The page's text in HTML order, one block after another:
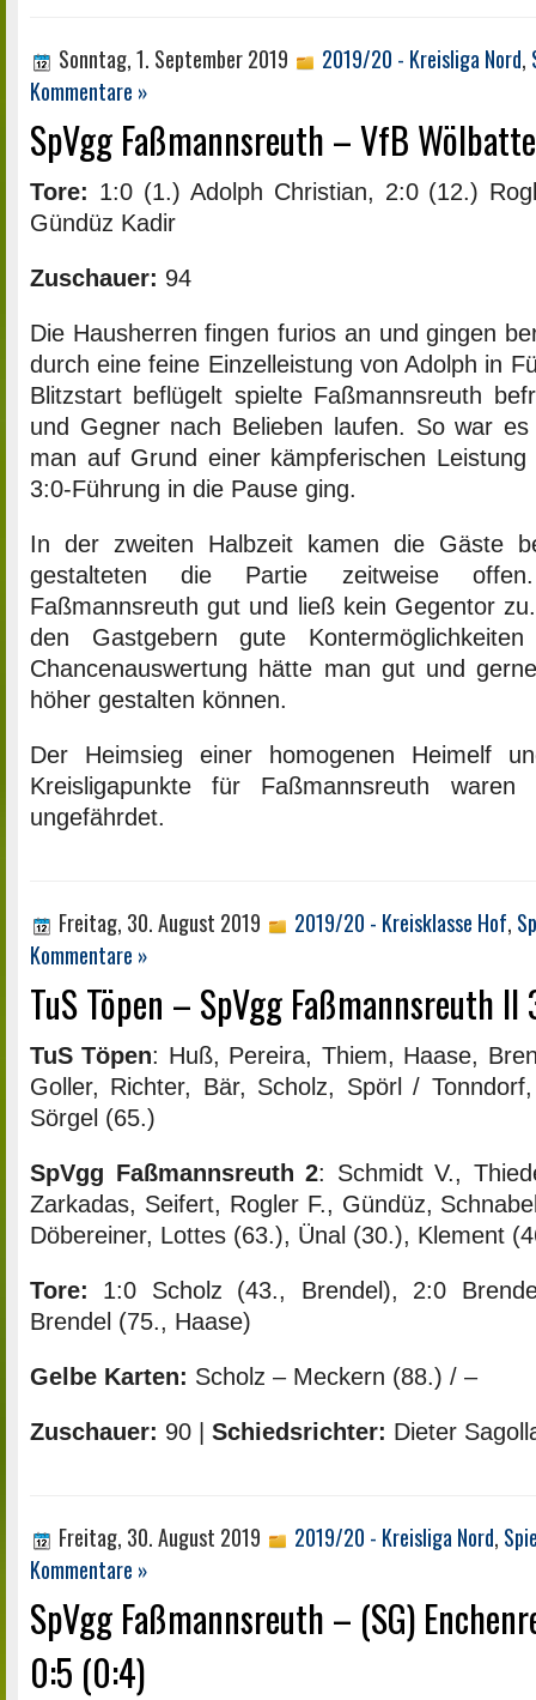
Sonntag, 1. September 2019 2019/20 - Kreisliga Nord,
Kommentare »
SpVgg Faßmannsreuth – VfB
Tore: 1:0 (1.) Adolph Christian, 2:0 (12.)
Gündüz Kadir
Zuschauer: 94
Die Hausherren fingen furios an und gingen
durch eine feine Einzelleistung von Adolph in
Blitzstart beflügelt spielte Faßmannsreuth
und Gegner nach Belieben laufen. So war
man auf Grund einer kämpferischen
3:0-Führung in die Pause ging.
In der zweiten Halbzeit kamen die Gäste
gestalteten die Partie zeitweise
Faßmannsreuth gut und ließ kein Gegentor
den Gastgebern gute
Chancenauswertung hätte man gut und
höher gestalten können.
Der Heimsieg einer homogenen Heimelf
Kreisligapunkte für Faßmannsreuth
ungefährdet.
Freitag, 30. August 2019 2019/20 - Kreisklasse Hof,
Kommentare »
TuS Töpen – SpVgg Faßmannsreuth II
TuS Töpen: Huß, Pereira, Thiem, Haase,
Goller, Richter, Bär, Scholz, Spörl /
Sörgel (65.)
SpVgg Faßmannsreuth 2: Schmidt V.,
Zarkadas, Seifert, Rogler F., Gündüz,
Döbereiner, Lottes (63.), Ünal (30.), Klement
Tore: 1:0 Scholz (43., Brendel), 2:0
Brendel (75., Haase)
Gelbe Karten: Scholz – Meckern (88.) / –
Zuschauer: 90 | Schiedsrichter: Dieter
Freitag, 30. August 2019 2019/20 - Kreisliga Nord,
Kommentare »
SpVgg Faßmannsreuth – (SG)
0:5 (0:4)